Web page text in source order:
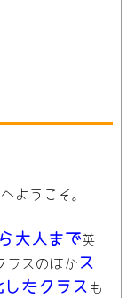
ようこそ。
大人まで英
ラスのほかス
たクラス も